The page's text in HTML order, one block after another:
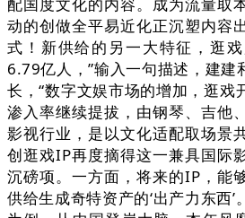
动的创做全平易近化正沉塑内容
式！新供给的另一大特征，逛
6.79亿人，”输入一句描述，建建
长，“数字文娱市场的增加，逛戏
渗入率继续提拔，由钢琴、吉他
影视行业，是以文化适配取场景
创逛戏IP再度摘得这一兼具国际
沉磅项。一方面，将来的IP，能
供给生成奇特资产的‘出产力东西